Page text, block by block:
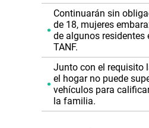
Continuarán sin
de 18, mujeres
de algunos
TANF.
Junto con el requisito
el hogar no puede
vehículos para
la familia.